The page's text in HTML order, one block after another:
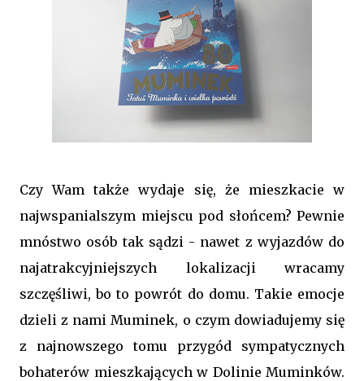
Czy Wam także wydaje się, że mieszkacie w
najwspanialszym miejscu pod słońcem? Pewnie
mnóstwo osób tak sądzi - nawet z wyjazdów do
najatrakcyjniejszych lokalizacji wracamy
szczęśliwi, bo to powrót do domu. Takie emocje
dzieli z nami Muminek, o czym dowiadujemy się
z najnowszego tomu przygód sympatycznych
bohaterów mieszkających w Dolinie Muminków.